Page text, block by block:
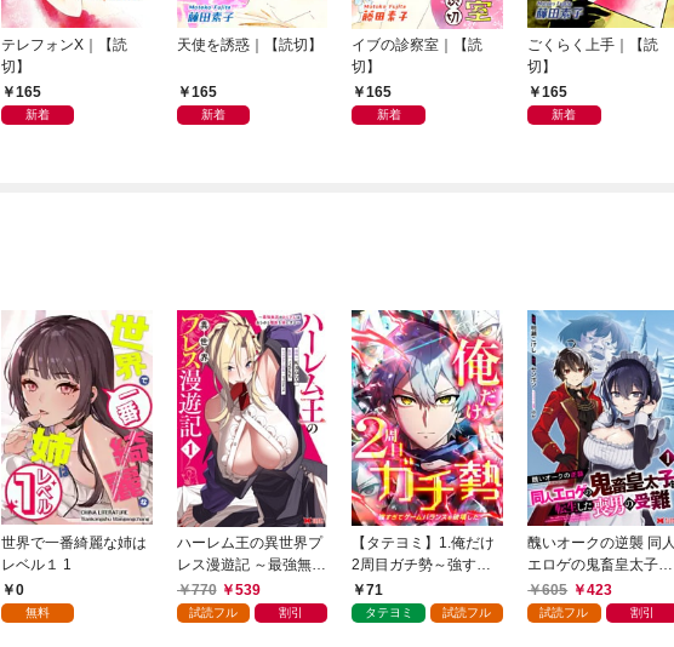
テレフォンX｜【読
切】
165
新着
天使を誘惑｜【読切】
165
新着
イブの診察室｜【読
切】
165
新着
ごくらく上手｜【読
切】
165
新着
世界で一番綺麗な姉は
レベル１ 1
0
無料
ハーレム王の異世界プ
レス漫遊記 ～最強無双
のおじさんはあらゆる
種族を嫁にする～（コ
770 539
試読フル 割引
【タテヨミ】1.俺だけ
2周目ガチ勢～強すぎ
てゲームバランスを破
壊した～
71
タテヨミ 試読フル
醜いオークの逆襲 同人
エロゲの鬼畜皇太子に
転生した喪男の受難
（コミック） 1
605 423
試読フル 割引